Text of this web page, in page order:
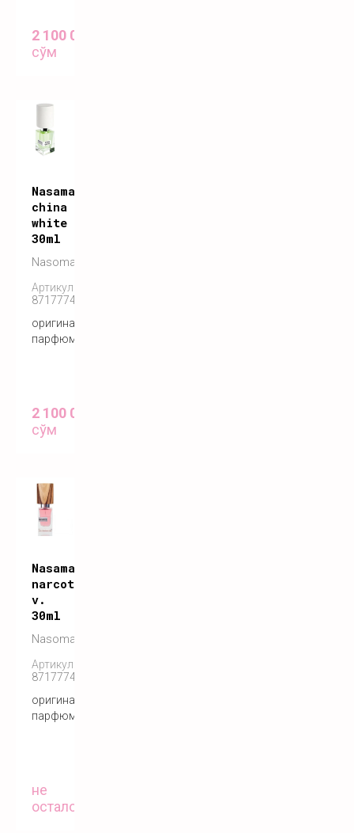
2 100 000
сўм
Nasamatto
china
white
30ml
Nasomatto
Артикул:
8717774840061
оригинальный
парфюм
2 100 000
сўм
Nasamatto
narcotic
v.
30ml
Nasomatto
Артикул:
8717774840061
оригинальный
парфюм
не
осталось